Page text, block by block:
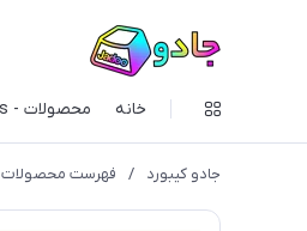
خانه محصولات - Products
جادو کیبورد / فهرست محصولات